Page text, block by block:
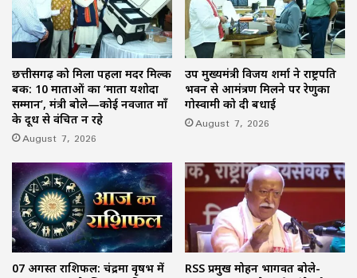
छत्तीसगढ़ को मिला पहला मदर मिल्क
बैंक: 10 माताओं का ‘माता यशोदा
सम्मान’, मंत्री बोले—कोई नवजात माँ
के दूध से वंचित न रहे
August 7, 2026
उप मुख्यमंत्री विजय शर्मा ने राष्ट्रपति
भवन से आमंत्रण मिलने पर रेणुका
गोस्वामी को दी बधाई
August 7, 2026
07 अगस्त राशिफल: चंद्रमा वृषभ में
RSS प्रमुख मोहन भागवत बोले-